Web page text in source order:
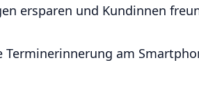
ersparen und Kundinnen